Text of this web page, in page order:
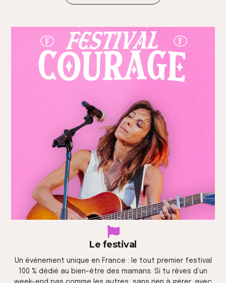
Le festival
Un événement unique en France : le tout premier festival
100 % dédié au bien-être des mamans. Si tu rêves d’un